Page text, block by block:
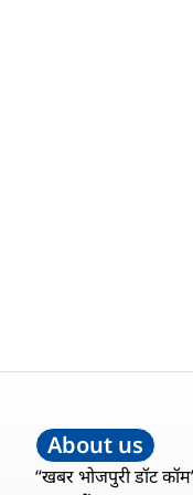
About us
“खबर भोजपुरी डॉट